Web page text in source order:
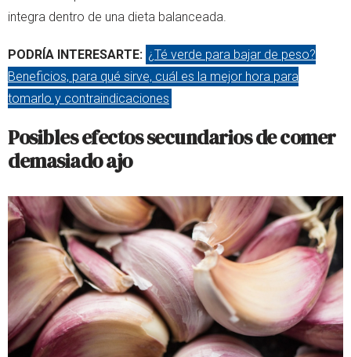
integra dentro de una dieta balanceada.
PODRÍA INTERESARTE: ¿Té verde para bajar de peso?
Beneficios, para qué sirve, cuál es la mejor hora para
tomarlo y contraindicaciones
Posibles efectos secundarios de comer
demasiado ajo